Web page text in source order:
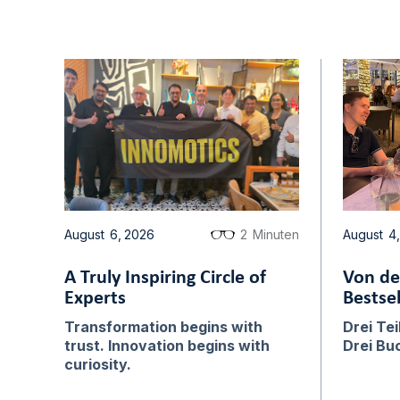
August 6 2026 2 Minuten
A Truly Inspiring Circle of
Experts
Transformation begins with
trust. Innovation begins with
curiosity.
August 4
Von
Drei
Drei